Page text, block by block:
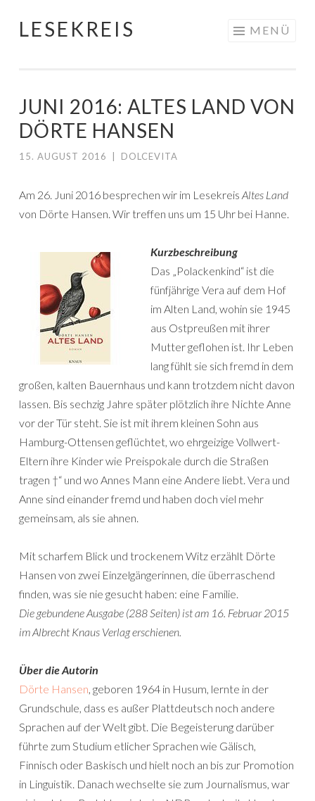
Springe
LESEKREIS MENÜ
JUNI 2016: ALTES LAND VON
DÖRTE HANSEN
15. AUGUST 2016 DOLCEVITA
Am 26. Juni 2016 besprechen wir im Lesekreis Altes Land
von Dörte Hansen. Wir treffen uns um 15 Uhr bei Hanne.
Kurzbeschreibung
Das „Polackenkind“ ist die
fünfjährige Vera auf dem Hof
im Alten Land, wohin sie 1945
aus Ostpreußen mit ihrer
Mutter geflohen ist. Ihr Leben
lang fühlt sie sich fremd in dem
großen, kalten Bauernhaus und kann trotzdem nicht davon
lassen. Bis sechzig Jahre später plötzlich ihre Nichte Anne
vor der Tür steht. Sie ist mit ihrem kleinen Sohn aus
Hamburg-Ottensen geflüchtet, wo ehrgeizige Vollwert-
Eltern ihre Kinder wie Preispokale durch die Straßen
tragen †“ und wo Annes Mann eine Andere liebt. Vera und
Anne sind einander fremd und haben doch viel mehr
gemeinsam, als sie ahnen.
Mit scharfem Blick und trockenem Witz erzählt Dörte
Hansen von zwei Einzelgängerinnen, die überraschend
finden, was sie nie gesucht haben: eine Familie.
Die gebundene Ausgabe (288 Seiten) ist am 16. Februar 2015
im Albrecht Knaus Verlag erschienen.
Über die Autorin
Dörte Hansen, geboren 1964 in Husum, lernte in der
Grundschule, dass es außer Plattdeutsch noch andere
Sprachen auf der Welt gibt. Die Begeisterung darüber
führte zum Studium etlicher Sprachen wie Gälisch,
Finnisch oder Baskisch und hielt noch an bis zur Promotion
in Linguistik. Danach wechselte sie zum Journalismus, war